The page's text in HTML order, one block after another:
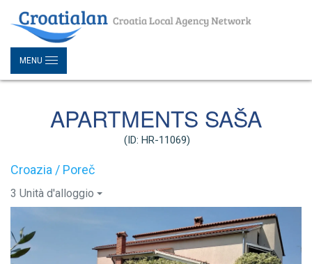
MENU
APARTMENTS SAŠA
(ID: HR-11069)
Croazia / Poreč
3 Unità d'alloggio